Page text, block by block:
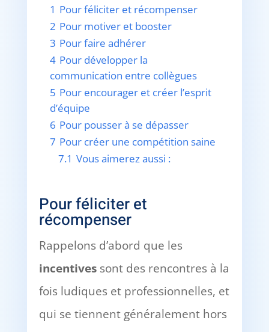
1 Pour féliciter et récompenser
2 Pour motiver et booster
3 Pour faire adhérer
4 Pour développer la
communication entre collègues
5 Pour encourager et créer l’esprit
d’équipe
6 Pour pousser à se dépasser
7 Pour créer une compétition saine
7.1 Vous aimerez aussi :
Pour féliciter et
récompenser
Rappelons d’abord que les
incentives sont des rencontres à la
fois ludiques et professionnelles, et
qui se tiennent généralement hors